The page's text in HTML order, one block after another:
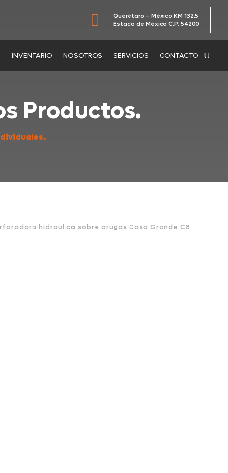

Querétaro – México KM 132.5
Estado de México C.P. 54200
INVENTARIO NOSOTROS SERVICIOS CONTACTO
Productos.
hidraulica sobre orugas Casa Grande C8